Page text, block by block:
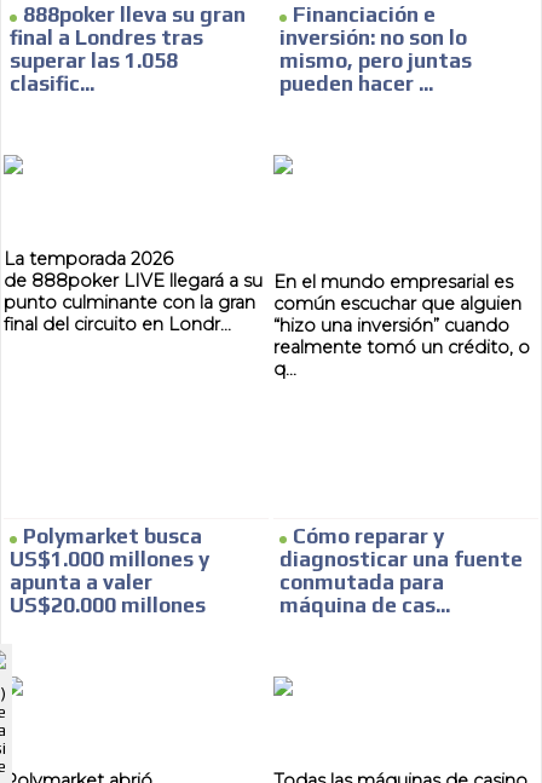
SUPER TÉCNICOS
INTERNACIONALES
CONTACTAR
TWITTER
INSTAGRAM
YOUTUBE
888poker lleva su gran
final a Londres tras
superar las 1.058
clasific...
La temporada 2026
de 888poker LIVE llegará a su
punto culminante con la gran
final del circuito en Londr...
Financiación e
inversión: no son lo
mismo, pero juntas
pueden hacer ...
En el mundo empresarial es
común escuchar que alguien
“hizo una inversión” cuando
realmente tomó un crédito, o
q...
Polymarket busca
US$1.000 millones y
apunta a valer
US$20.000 millones
Cómo reparar y
diagnosticar una fuente
conmutada para
máquina de cas...
ADVERTISEMENT